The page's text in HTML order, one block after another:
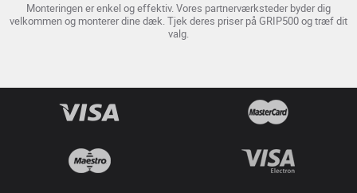
Monteringen er enkel og effektiv. Vores partnerværksteder byder dig
velkommen og monterer dine dæk. Tjek deres priser på GRIP500 og træf dit
valg.